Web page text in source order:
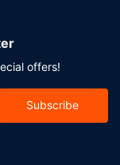
offers!
Subscribe